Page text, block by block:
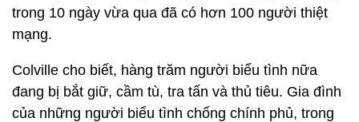
trong 10 ngày vừa qua đã có hơn 100 người thiệt
mạng.
Colville cho biết, hàng trăm người biểu tình nữa
đang bị bắt giữ, cầm tù, tra tấn và thủ tiêu. Gia đình
của những người biểu tình chống chính phủ, trong